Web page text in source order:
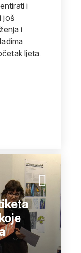
i
još
i
ljeta.